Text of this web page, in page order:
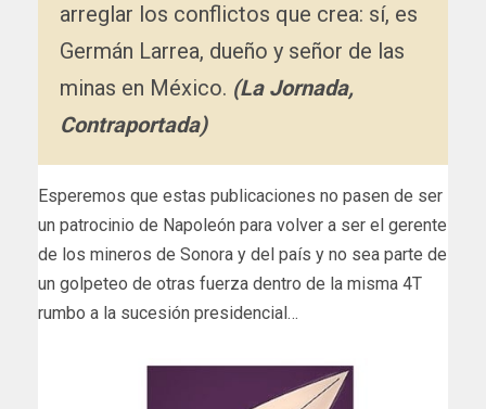
arreglar los conflictos que crea: sí, es
Germán Larrea, dueño y señor de las
minas en México. (La Jornada,
Contraportada)
Esperemos que estas publicaciones no pasen de ser
un patrocinio de Napoleón para volver a ser el gerente
de los mineros de Sonora y del país y no sea parte de
un golpeteo de otras fuerza dentro de la misma 4T
rumbo a la sucesión presidencial…